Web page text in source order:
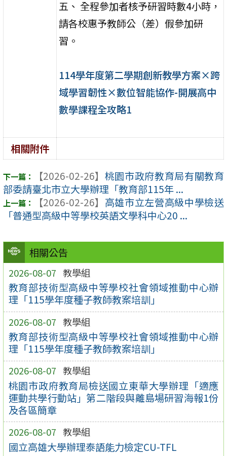
相關公告
2026-08-07 教學組
教育部技術型高級中等學校社會領域推動中心辦
理「115學年度種子教師教案培訓」
2026-08-07 教學組
教育部技術型高級中等學校社會領域推動中心辦
理「115學年度種子教師教案培訓」
2026-08-07 教學組
桃園市政府教育局檢送國立東華大學辦理「適應
運動共學行動站」第二階段與離島場研習海報1份
及各區簡章
2026-08-07 教學組
國立高雄大學辦理泰語能力檢定CU-TFL
五、 全程參加者核予研習時數4小時，
請各校惠予教師公（差）假參加研
習。
114學年度第二學期創新教學方案×跨
域學習韌性×數位智能協作-開展高中
數學課程全攻略1
相關附件
【2026-02-26】 桃園市政府教育局有關教育
部委請臺北市立大學辦理「教育部115年 ...
【2026-02-26】 高雄市立左營高級中學檢送
「普通型高級中等學校英語文學科中心20 ...